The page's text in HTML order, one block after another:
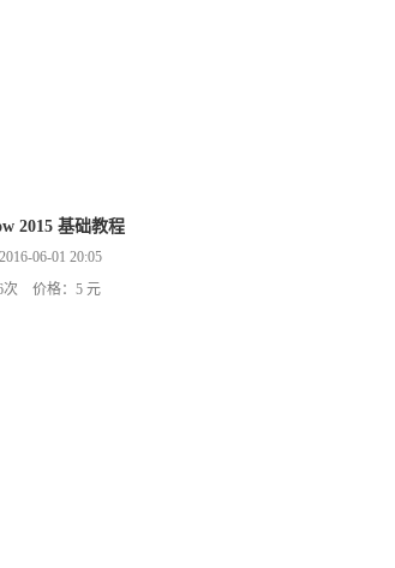
2015 基础教程
06-01 20:05
次 价格：5 元